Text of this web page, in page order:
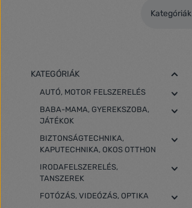
Kategóriák
KATEGÓRIÁK
AUTÓ, MOTOR FELSZERELÉS
BABA-MAMA, GYEREKSZOBA,
JÁTÉKOK
BIZTONSÁGTECHNIKA,
KAPUTECHNIKA, OKOS OTTHON
IRODAFELSZERELÉS,
TANSZEREK
FOTÓZÁS, VIDEÓZÁS, OPTIKA